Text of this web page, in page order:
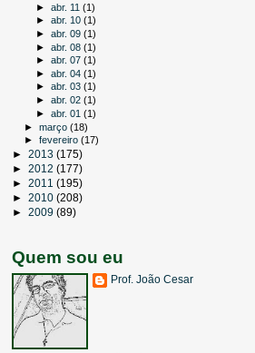
►abr. 11(1)
►abr. 10(1)
►abr. 09(1)
►abr. 08(1)
►abr. 07(1)
►abr. 04(1)
►abr. 03(1)
►abr. 02(1)
►abr. 01(1)
►março(18)
►fevereiro(17)
► 2013 (175)
► 2012 (177)
► 2011 (195)
► 2010 (208)
► 2009 (89)
Quem sou eu
Prof. João Cesar